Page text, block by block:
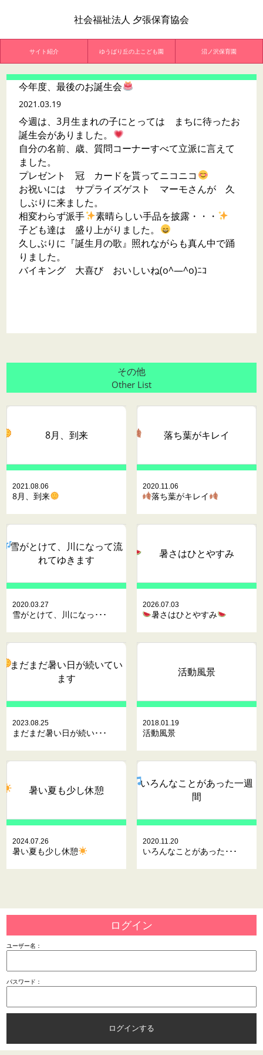
社会福祉法人 夕張保育協会
サイト紹介 ゆうばり丘の上こども園 沼ノ沢保育園
今年度、最後のお誕生会
2021.03.19
今週は、3月生まれの子にとっては まちに待ったお
誕生会がありました。
自分の名前、歳、質問コーナーすべて立派に言えて
ました。
プレゼント 冠 カードを貰ってニコニコ
お祝いには サプライズゲスト マーモさんが 久
しぶりに来ました。
相変わらず派手
素晴らしい手品を披露・・・
子ども達は 盛り上がりました。
久しぶりに『誕生月の歌』照れながらも真ん中で踊
りました。
バイキング 大喜び おいしいね(o^―^o)ﾆｺ
その他
Other List
8月、到来
2021.08.06
8月、到来
落ち葉がキレイ
2020.11.06
落ち葉がキレイ
雪がとけて、川になって流
れてゆきます
2020.03.27
雪がとけて、川になっ･･･
暑さはひとやすみ
2026.07.03
暑さはひとやすみ
まだまだ暑い日が続いてい
ます
2023.08.25
まだまだ暑い日が続い･･･
活動風景
2018.01.19
活動風景
暑い夏も少し休憩
2024.07.26
暑い夏も少し休憩
いろんなことがあった一週
間
2020.11.20
いろんなことがあった･･･
ログイン
ユーザー名：
パスワード：